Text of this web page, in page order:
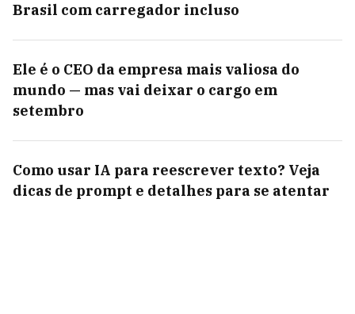
Brasil com carregador incluso
Ele é o CEO da empresa mais valiosa do
mundo — mas vai deixar o cargo em
setembro
Como usar IA para reescrever texto? Veja
dicas de prompt e detalhes para se atentar